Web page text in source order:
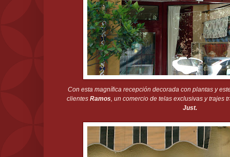
Con esta magnífica recepción decorada con plantas y
clientes Ramos, un comercio de telas exclusivas y trajes
Just.